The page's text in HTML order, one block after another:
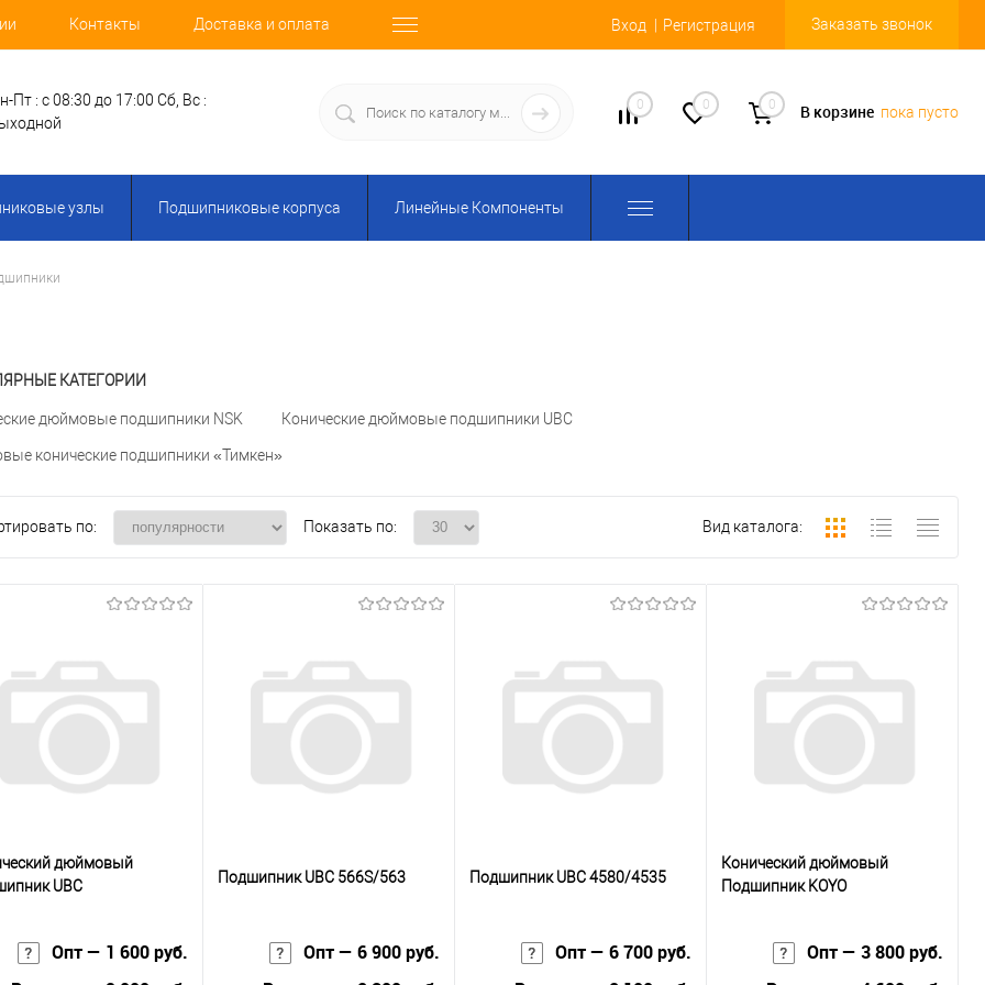
Контакты Доставка и оплата Вход Регистрация Заказать звонок
Пт : с 08:30 до 17:00 Сб, Вс :
0 0 0 В корзине пока пусто
узлы Подшипниковые корпуса Линейные Компоненты
КАТЕГОРИИ
дюймовые подшипники NSK Конические дюймовые подшипники UBC
конические подшипники «Тимкен»
по: Показать по: Вид каталога:
дюймовый
UBC
Опт — 1 600 руб.
Подшипник UBC 566S/563
Опт — 6 900 руб.
Подшипник UBC 4580/4535
Опт — 6 700 руб.
Конический дюймовый
Подшипник KOYO
Опт — 3 800 руб.